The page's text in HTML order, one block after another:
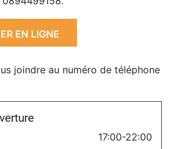
EN LIGNE
joindre au numéro de téléphone
17:00-22:00